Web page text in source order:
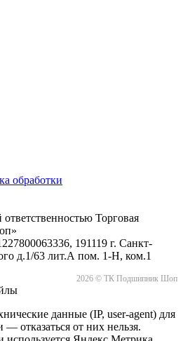
обработки
Торговая
191119 г. Санкт-
д.1/63 лит.А пом. 1-Н, ком.1
2026 © ТК Подшипник Шоп
данные (IP, user-agent) для
— отказаться от них нельзя.